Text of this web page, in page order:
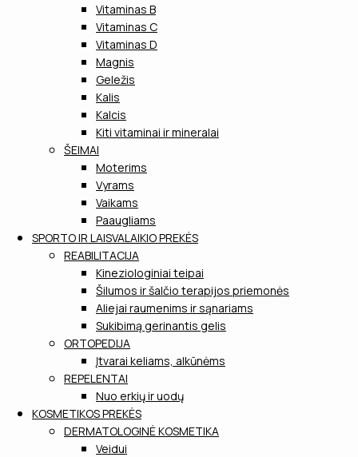
Vitaminas B
Vitaminas C
Vitaminas D
Magnis
Geležis
Kalis
Kalcis
Kiti vitaminai ir mineralai
ŠEIMAI
Moterims
Vyrams
Vaikams
Paaugliams
SPORTO IR LAISVALAIKIO PREKĖS
REABILITACIJA
Kineziologiniai teipai
Šilumos ir šalčio terapijos priemonės
Aliejai raumenims ir sąnariams
Sukibimą gerinantis gelis
ORTOPEDIJA
Įtvarai keliams, alkūnėms
REPELENTAI
Nuo erkių ir uodų
KOSMETIKOS PREKĖS
DERMATOLOGINĖ KOSMETIKA
Veidui